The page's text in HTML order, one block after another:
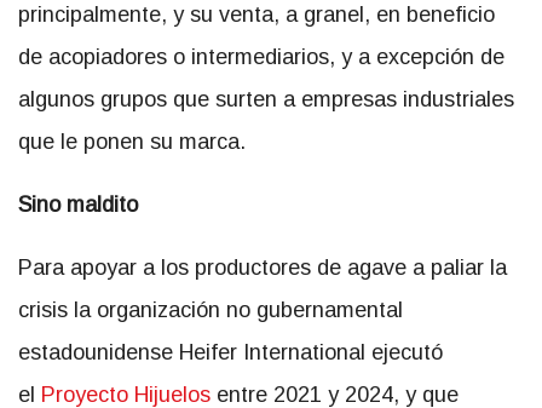
principalmente, y su venta, a granel, en beneficio
de acopiadores o intermediarios, y a excepción de
algunos grupos que surten a empresas industriales
que le ponen su marca.
Sino maldito
Para apoyar a los productores de agave a paliar la
crisis la organización no gubernamental
estadounidense Heifer International ejecutó
el Proyecto Hijuelos entre 2021 y 2024, y que